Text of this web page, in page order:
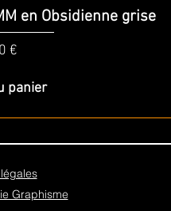
en Obsidienne grise
€
panier
Graphisme